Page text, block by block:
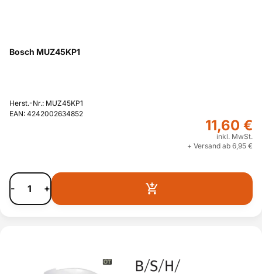
Bosch MUZ45KP1
Herst.-Nr.: MUZ45KP1
EAN: 4242002634852
11,60 €
inkl. MwSt.
+ Versand ab 6,95 €
- +